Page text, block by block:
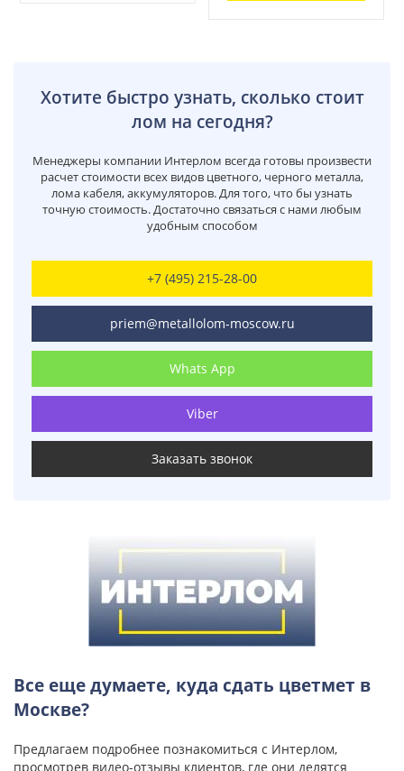
Хотите быстро узнать, сколько стоит
лом на сегодня?
Менеджеры компании Интерлом всегда готовы произвести
расчет стоимости всех видов цветного, черного металла,
лома кабеля, аккумуляторов. Для того, что бы узнать
точную стоимость. Достаточно связаться с нами любым
удобным способом
+7 (495) 215-28-00
priem@metallolom-moscow.ru
Whats App
Viber
Заказать звонок
Все еще думаете, куда сдать цветмет в
Москве?
Предлагаем подробнее познакомиться с Интерлом,
просмотрев видео-отзывы клиентов, где они делятся